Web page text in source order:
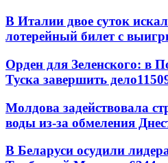
В Италии двое суток
лотерейный билет с
Орден для Зеленского: в
Туска завершить дело
Молдова задействовала
воды из-за обмеления
В Беларуси осудили